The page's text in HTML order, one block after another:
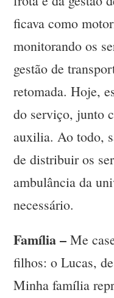
ficava como
monitorando os
gestão de
retomada. Hoje,
do serviço, junto
auxilia. Ao todo,
de distribuir os
ambulância da
necessário.
Família – Me
filhos: o Lucas,
Minha família